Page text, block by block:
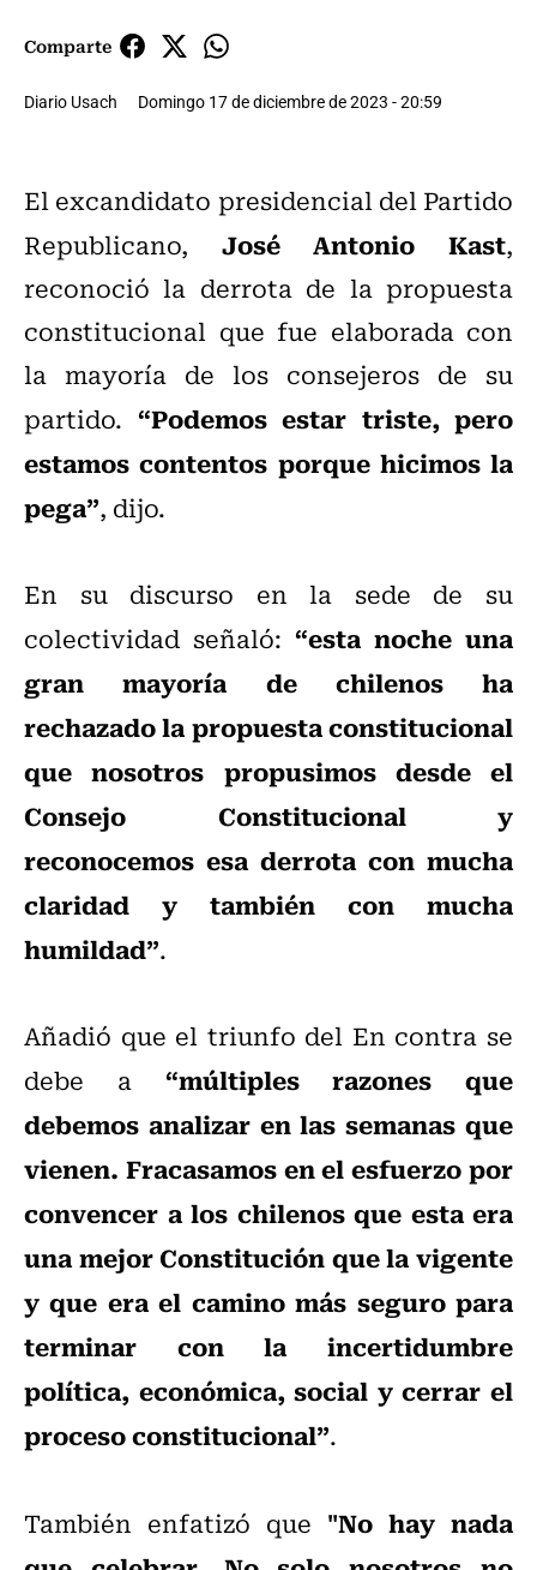
Comparte
Diario Usach Domingo 17 de diciembre de 2023 - 20:59
El excandidato presidencial del Partido
Republicano, José Antonio Kast,
reconoció la derrota de la propuesta
constitucional que fue elaborada con
la mayoría de los consejeros de su
partido. “Podemos estar triste, pero
estamos contentos porque hicimos la
pega”, dijo.
En su discurso en la sede de su
colectividad señaló: “esta noche una
gran mayoría de chilenos ha
rechazado la propuesta constitucional
que nosotros propusimos desde el
Consejo Constitucional y
reconocemos esa derrota con mucha
claridad y también con mucha
humildad”.
Añadió que el triunfo del En contra se
debe a “múltiples razones que
debemos analizar en las semanas que
vienen. Fracasamos en el esfuerzo por
convencer a los chilenos que esta era
una mejor Constitución que la vigente
y que era el camino más seguro para
terminar con la incertidumbre
política, económica, social y cerrar el
proceso constitucional”.
También enfatizó que "No hay nada